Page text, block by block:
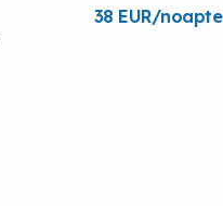
38 EUR/noapte